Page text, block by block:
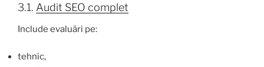
3.1. Audit SEO complet
Include evaluări pe:
tehnic,